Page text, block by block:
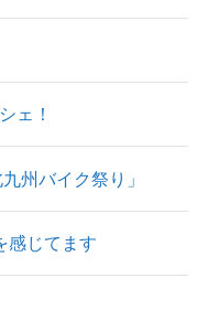
ェ！
州バイク祭り」
感じてます